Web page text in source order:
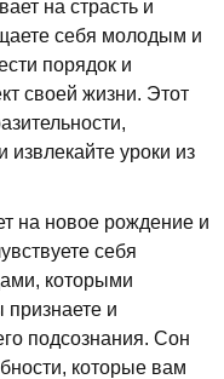
на страсть и
себя молодым и
порядок и
своей жизни. Этот
извлекайте уроки из
на новое рождение и
себя
которыми
и
подсознания. Сон
которые вам